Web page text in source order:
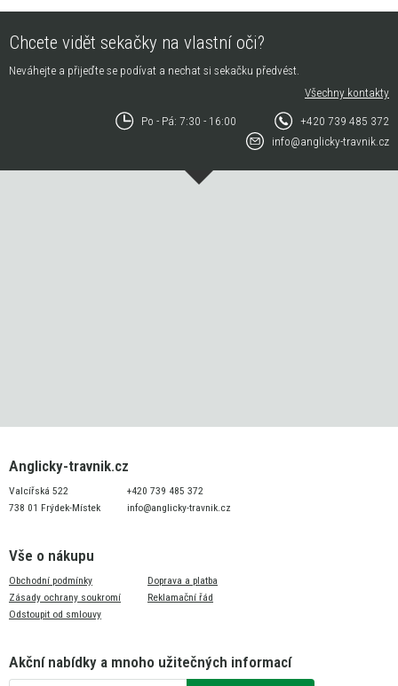
Chcete vidět sekačky na vlastní oči?
Neváhejte a přijeďte se podívat a nechat si sekačku předvést.
Všechny kontakty
Po - Pá: 7:30 - 16:00
+420 739 485 372
info@anglicky-travnik.cz
Anglicky-travnik.cz
Valcířská 522
738 01 Frýdek-Místek
+420 739 485 372
info@anglicky-travnik.cz
Vše o nákupu
Obchodní podmínky
Zásady ochrany soukromí
Odstoupit od smlouvy
Doprava a platba
Reklamační řád
Akční nabídky a mnoho užitečných informací